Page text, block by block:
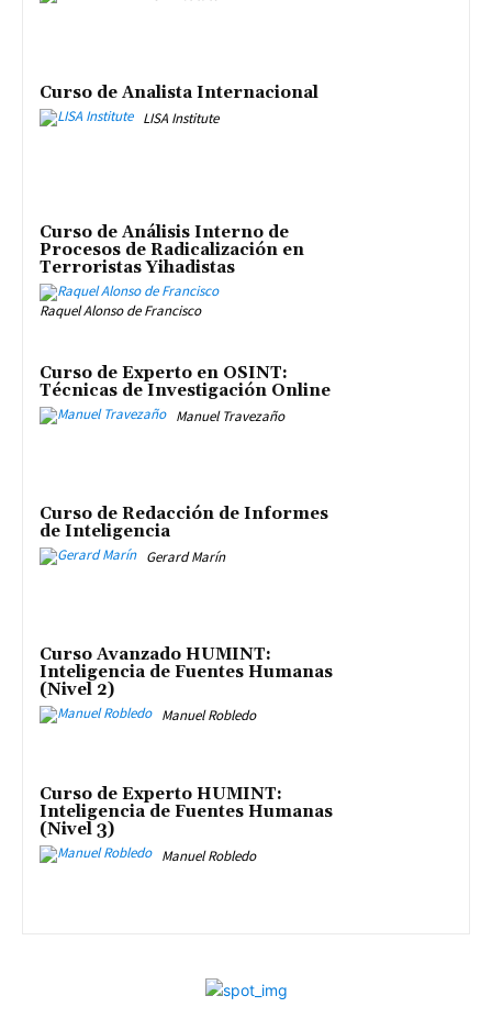
Curso de Analista Internacional
LISA Institute
Curso de Análisis Interno de
Procesos de Radicalización en
Terroristas Yihadistas
Raquel Alonso de Francisco
Curso de Experto en OSINT:
Técnicas de Investigación Online
Manuel Travezaño
Curso de Redacción de Informes
de Inteligencia
Gerard Marín
Curso Avanzado HUMINT:
Inteligencia de Fuentes Humanas
(Nivel 2)
Manuel Robledo
Curso de Experto HUMINT:
Inteligencia de Fuentes Humanas
(Nivel 3)
Manuel Robledo